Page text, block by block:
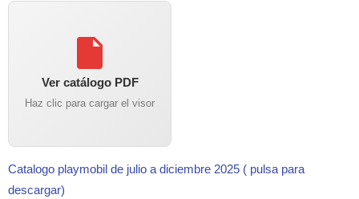
Ver catálogo PDF
Haz clic para cargar el visor
Catalogo playmobil de julio a diciembre 2025 ( pulsa para
descargar)